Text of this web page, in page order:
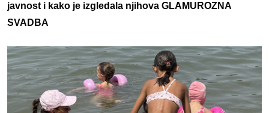
javnost i kako je izgledala njihova GLAMUROZNA
SVADBA